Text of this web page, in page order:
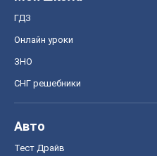
ГДЗ
Онлайн уроки
ЗНО
СНГ решебники
Авто
Тест Драйв